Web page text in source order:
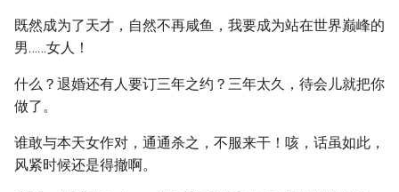
既然成为了天才，自然不再咸鱼，我要成为站在世界巅峰的
男……女人！
什么？退婚还有人要订三年之约？三年太久，待会儿就把你
做了。
谁敢与本天女作对，通通杀之，不服来干！咳，话虽如此，
风紧时候还是得撤啊。